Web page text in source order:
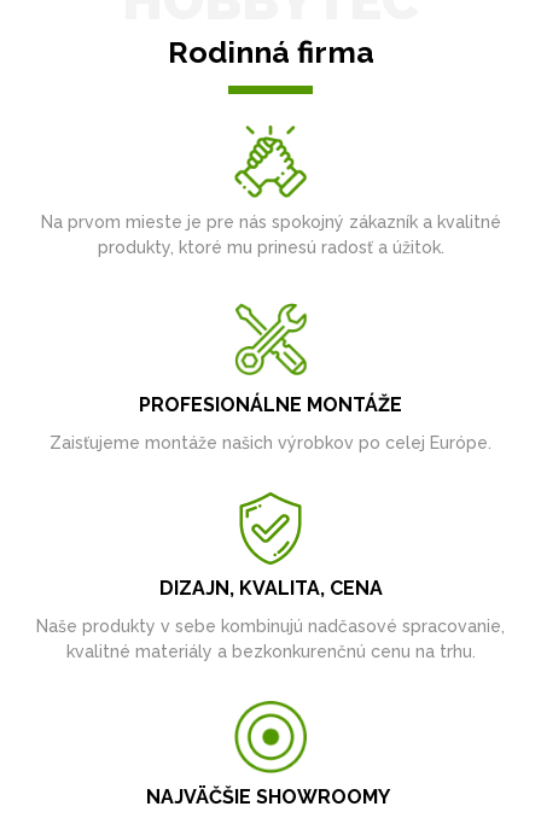
Rodinná firma
Na prvom mieste je pre nás spokojný zákazník a kvalitné
produkty, ktoré mu prinesú radosť a úžitok.
PROFESIONÁLNE MONTÁŽE
Zaisťujeme montáže našich výrobkov po celej Európe.
DIZAJN, KVALITA, CENA
Naše produkty v sebe kombinujú nadčasové spracovanie,
kvalitné materiály a bezkonkurenčnú cenu na trhu.
NAJVÄČŠIE SHOWROOMY